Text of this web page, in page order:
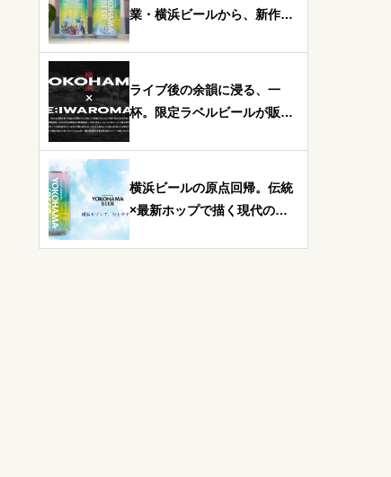
業・横浜ビールから、新作缶
ライブ後の余韻に浸る、一
杯。限定ラベルビールが販売
横浜ビールの原点回帰。伝統
×最新ホップで描く現代の